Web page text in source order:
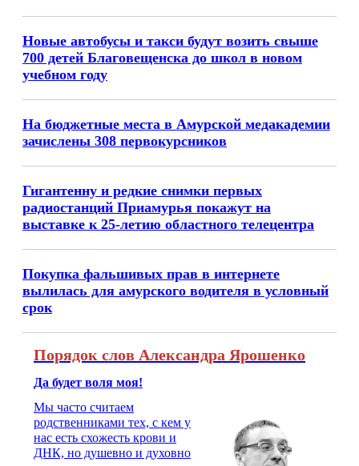
Новые автобусы и такси будут возить свыше
700 детей Благовещенска до школ в новом
учебном году
На бюджетные места в Амурской медакадемии
зачислены 308 первокурсников
Гигантенну и редкие снимки первых
радиостанций Приамурья покажут на
выставке к 25‑летию областного телецентра
Покупка фальшивых прав в интернете
вылилась для амурского водителя в условный
срок
Порядок слов Александра Ярошенко
Да будет воля моя!
Мы часто считаем
родственниками тех, с кем у
нас есть схожесть крови и
ДНК, но душевно и духовно